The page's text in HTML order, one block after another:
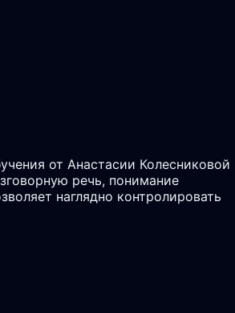
от Анастасии Колесниковой
речь, понимание
наглядно контролировать